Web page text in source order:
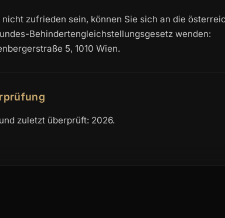
zufrieden sein, können Sie sich an die
Behindertengleichstellungsgesetz wenden:
5, 1010 Wien.
zuletzt überprüft: 2026.